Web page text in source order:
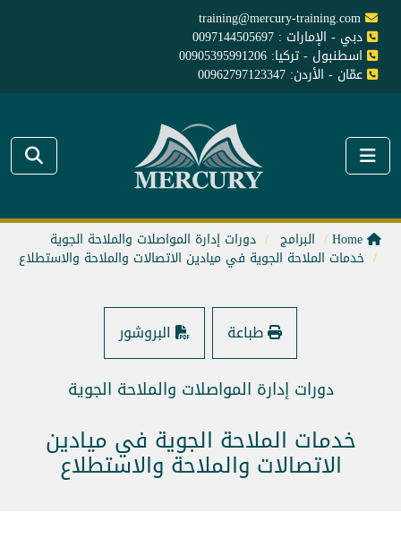
training@mercury-training.com
دبي - الإمارات : 0097144505697
اسطنبول - تركيا: 00905395991206
عمّان - الأردن: 00962797123347
البرامج دورات إدارة المواصلات والملاحة الجوية
خدمات الملاحة الجوية في ميادين الاتصالات والملاحة والاستطلاع
طباعة البروشور
دورات إدارة المواصلات والملاحة الجوية
خدمات الملاحة الجوية في ميادين
الاتصالات والملاحة والاستطلاع